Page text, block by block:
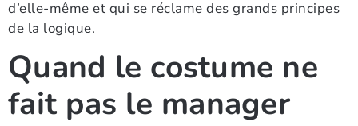
d’elle-même et qui se réclame des grands principes
de la logique.
Quand le costume ne
fait pas le manager